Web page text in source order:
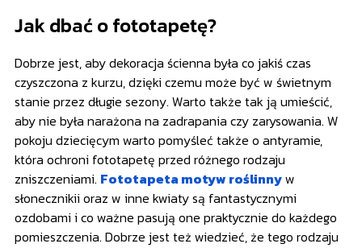
Jak dbać o fototapetę?
Dobrze jest, aby dekoracja ścienna była co jakiś czas
czyszczona z kurzu, dzięki czemu może być w świetnym
stanie przez długie sezony. Warto także tak ją umieścić,
aby nie była narażona na zadrapania czy zarysowania. W
pokoju dziecięcym warto pomyśleć także o antyramie,
która ochroni fototapetę przed różnego rodzaju
zniszczeniami. Fototapeta motyw roślinnyw
słonecznikii oraz w inne kwiaty są fantastycznymi
ozdobami i co ważne pasują one praktycznie do każdego
pomieszczenia. Dobrze jest też wiedzieć, że tego rodzaju